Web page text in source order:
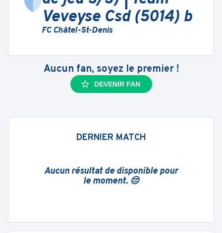
Veveyse Csd (5014) b
FC Châtel-St-Denis
Aucun fan, soyez le premier !
DEVENIR FAN
DERNIER MATCH
Aucun résultat de disponible pour
le moment. 😔